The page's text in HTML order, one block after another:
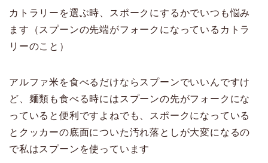
カトラリーを選ぶ時、スポークにするかでいつも悩み
ます（スプーンの先端がフォークになっているカトラ
リーのこと）
アルファ米を食べるだけならスプーンでいいんですけ
ど、麺類も食べる時にはスプーンの先がフォークにな
っていると便利ですよねでも、スポークになっている
とクッカーの底面についた汚れ落としが大変になるの
で私はスプーンを使っています